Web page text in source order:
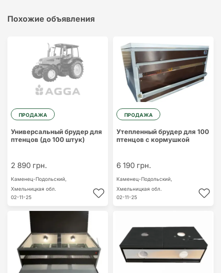
Похожие объявления
ПРОДАЖА
Универсальный брудер для
птенцов (до 100 штук)
2 890 грн.
Каменец-Подольский,
Хмельницкая обл.
02-11-25
ПРОДАЖА
Утепленный брудер для 100
птенцов с кормушкой
6 190 грн.
Каменец-Подольский,
Хмельницкая обл.
02-11-25